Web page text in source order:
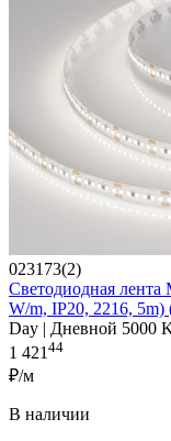
023173(2)
Светодиодная
W/m, IP20, 2216,
Day | Дневной 5000
1 421 44
₽/м
В наличии